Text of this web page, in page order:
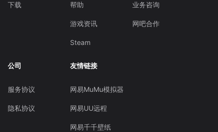
下载 帮助
游戏资讯
Steam
业务咨询
网吧合作
公司
服务协议
隐私协议
友情链接
网易MuMu模拟器
网易UU远程
网易千千壁纸